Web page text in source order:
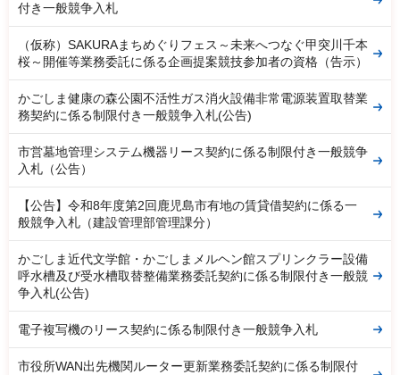
付き一般競争入札
（仮称）SAKURAまちめぐりフェス～未来へつなぐ甲突川千本
桜～開催等業務委託に係る企画提案競技参加者の資格（告示）
かごしま健康の森公園不活性ガス消火設備非常電源装置取替業
務契約に係る制限付き一般競争入札(公告)
市営墓地管理システム機器リース契約に係る制限付き一般競争
入札（公告）
【公告】令和8年度第2回鹿児島市有地の賃貸借契約に係る一
般競争入札（建設管理部管理課分）
かごしま近代文学館・かごしまメルヘン館スプリンクラー設備
呼水槽及び受水槽取替整備業務委託契約に係る制限付き一般競
争入札(公告)
電子複写機のリース契約に係る制限付き一般競争入札
市役所WAN出先機関ルーター更新業務委託契約に係る制限付